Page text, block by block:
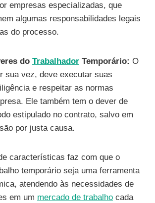
empresas especializadas, que
algumas responsabilidades legais
do processo.
do Trabalhador Temporário: O
sua vez, deve executar suas
e respeitar as normas
Ele também tem o dever de
estipulado no contrato, salvo em
por justa causa.
características faz com que o
temporário seja uma ferramenta
atendendo às necessidades de
em um mercado de trabalho cada